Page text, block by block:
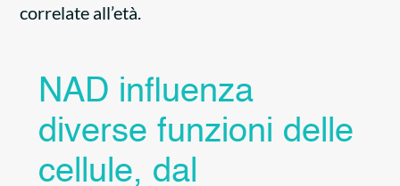
correlate all’età.
NAD influenza
diverse funzioni delle
cellule, dal